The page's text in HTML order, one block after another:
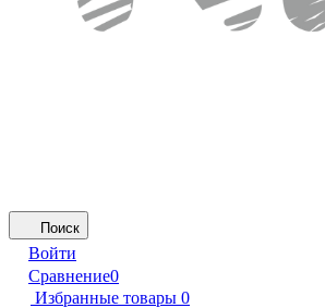
Поиск
Войти
Сравнение0
Избранные товары 0